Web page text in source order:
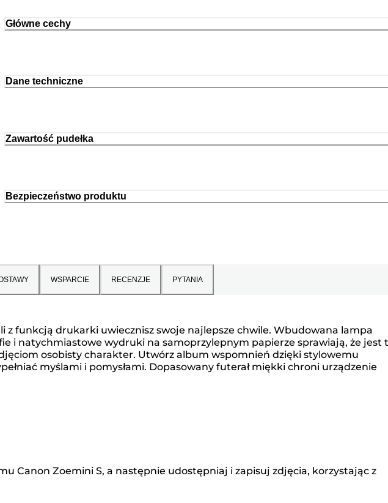
Główne cechy
Dane techniczne
Zawartość pudełka
Bezpieczeństwo produktu
WSPARCIE RECENZJE PYTANIA
funkcją drukarki uwiecznisz swoje najlepsze chwile. Wbudowana lampa
i natychmiastowe wydruki na samoprzylepnym papierze sprawiają, że jest
osobisty charakter. Utwórz album wspomnień dzięki stylowemu
myślami i pomysłami. Dopasowany futerał miękki chroni urządzenie
Canon Zoemini S, a następnie udostępniaj i zapisuj zdjęcia, korzystając z